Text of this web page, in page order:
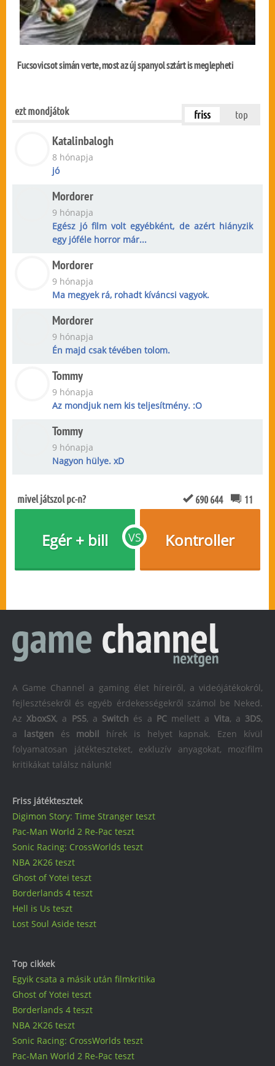
Fucsovicsot simán verte, most az új spanyol sztárt is meglepheti
ezt mondjátok friss top
Katalinbalogh
8 hónapja
jó
Mordorer
9 hónapja
Egész jó film volt egyébként, de azért hiányzik
egy jóféle horror már...
Mordorer
9 hónapja
Ma megyek rá, rohadt kíváncsi vagyok.
Mordorer
9 hónapja
Én majd csak tévében tolom.
Tommy
9 hónapja
Az mondjuk nem kis teljesítmény. :O
Tommy
9 hónapja
Nagyon hülye. xD
mivel játszol pc-n? 690 644 11
VS
Egér + bill Kontroller
Friss játéktesztek
Digimon Story: Time Stranger teszt
Pac-Man World 2 Re-Pac teszt
Sonic Racing: CrossWorlds teszt
NBA 2K26 teszt
Ghost of Yotei teszt
Borderlands 4 teszt
Hell is Us teszt
Lost Soul Aside teszt
Top cikkek
Egyik csata a másik után filmkritika
Ghost of Yotei teszt
Borderlands 4 teszt
NBA 2K26 teszt
Sonic Racing: CrossWorlds teszt
Pac-Man World 2 Re-Pac teszt
A Game Channel a gaming élet híreiről, a videójátékokról,
fejlesztésekről és egyéb érdekességekről számol be Neked.
AzXboxSX, a PS5, a Switch és a PCmellett a Vita, a 3DS,
a
lastgen és mobil
hírek is helyet kapnak. Ezen kívül
folyamatosan játékteszteket, exkluzív anyagokat, mozifilm
kritikákat találsz nálunk!